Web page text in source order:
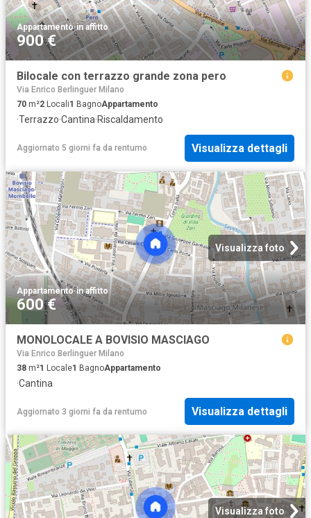
Appartamento·in affitto
900 €
Bilocale con terrazzo grande zona pero
Via Enrico Berlinguer Milano
70 m²2 Locali1 BagnoAppartamento
·Terrazzo·Cantina·Riscaldamento
Aggiornato 5 giorni fa da rentumo Visualizza dettagli
Visualizza foto
Appartamento·in affitto
600 €
MONOLOCALE A BOVISIO MASCIAGO
Via Enrico Berlinguer Milano
38 m²1 Locale1 BagnoAppartamento
·Cantina
Aggiornato 3 giorni fa da rentumo Visualizza dettagli
Visualizza foto